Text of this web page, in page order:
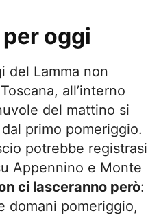
oggi
del Lamma non
all’interno
del mattino si
primo pomeriggio.
potrebbe registrasi
Appennino e Monte
ci lasceranno però:
domani pomeriggio,